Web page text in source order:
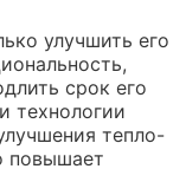
улучшить его
срок его
технологии
тепло-
повышает